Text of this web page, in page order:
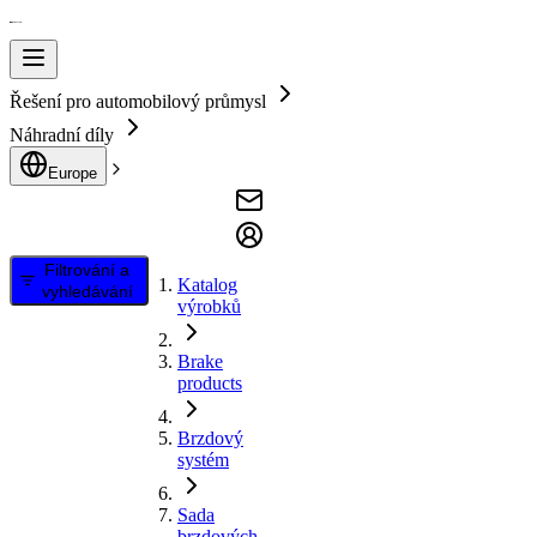
Řešení pro automobilový průmysl
Náhradní díly
Europe
Filtrování a
vyhledávání
Katalog
výrobků
Brake
products
Brzdový
systém
Sada